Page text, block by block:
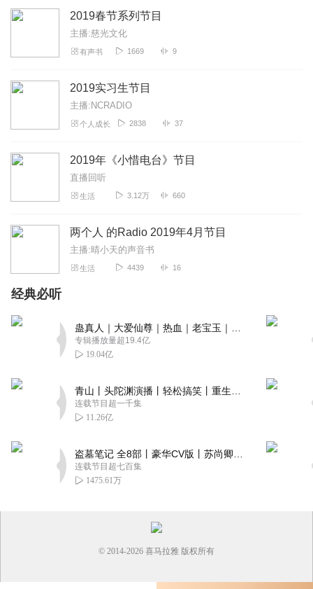
2019春节系列节目
主播:慈光文化
有声书 1669 9
2019实习生节目
主播:NCRADIO
个人成长 2838 37
2019年《小惜电台》节目
直播回听
生活 3.12万 660
两个人 的Radio 2019年4月节目
主播:晴小天的声音书
生活 4439 16
经典必听
专辑播放量超19.4亿
19.04亿
连载节目超一千集
11.26亿
连载节目超七百集
1475.61万
© 2014-2026 喜马拉雅 版权所有